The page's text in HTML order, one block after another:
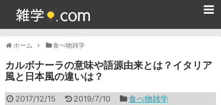
ホーム 食べ物雑学
カルボナーラの意味や語源由来とは？イタリア
風と日本風の違いは？
2017/12/15 2019/7/10 食べ物雑学
365日雑学カレンダー
面白い雑学